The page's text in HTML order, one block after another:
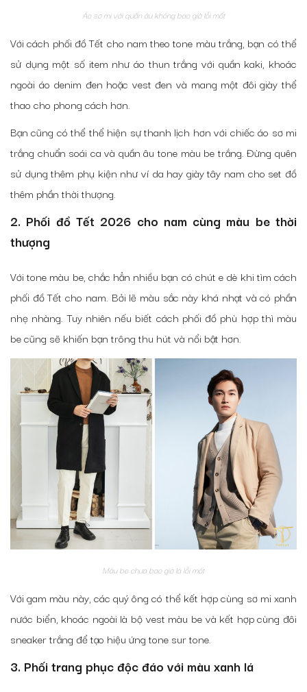
Áo sơ mi với quần âu không bao giờ lỗi mốt
Với cách phối đồ Tết cho nam theo tone màu trắng, bạn có thể
sử dụng một số item như áo thun trắng với quần kaki, khoác
ngoài áo denim đen hoặc vest đen và mang một đôi giày thể
thao cho phong cách hơn.
Bạn cũng có thể thể hiện sự thanh lịch hơn với chiếc áo sơ mi
trắng chuẩn soái ca và quần âu tone màu be trắng. Đừng quên
sử dụng thêm phụ kiện như ví da hay giày tây nam cho set đồ
thêm phần thời thượng.
2. Phối đồ Tết 2026 cho nam cùng màu be thời
thượng
Với tone màu be, chắc hẳn nhiều bạn có chút e dè khi tìm cách
phối đồ Tết cho nam. Bởi lẽ màu sắc này khá nhạt và có phần
nhẹ nhàng. Tuy nhiên nếu biết cách phối đồ phù hợp thì màu
be cũng sẽ khiến bạn trông thu hút và nổi bật hơn.
Màu be chưa bao giờ là lỗi mốt
Với gam màu này, các quý ông có thể kết hợp cùng sơ mi xanh
nước biển, khoác ngoài là bộ vest màu be và kết hợp cùng đôi
sneaker trắng để tạo hiệu ứng tone sur tone.
3. Phối trang phục độc đáo với màu xanh lá